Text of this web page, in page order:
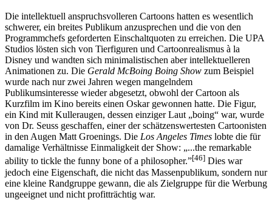
Die intellektuell anspruchsvolleren Cartoons hatten es wesentlich
schwerer, ein breites Publikum anzusprechen und die von den
Programmchefs geforderten Einschaltquoten zu erreichen. Die UPA
Studios lösten sich von Tierfiguren und Cartoonrealismus à la
Disney und wandten sich minimalistischen aber intellektuelleren
Animationen zu. Die Gerald McBoing Boing Show zum Beispiel
wurde nach nur zwei Jahren wegen mangelndem
Publikumsinteresse wieder abgesetzt, obwohl der Cartoon als
Kurzfilm im Kino bereits einen Oskar gewonnen hatte. Die Figur,
ein Kind mit Kulleraugen, dessen einziger Laut „boing“ war, wurde
von Dr. Seuss geschaffen, einer der schätzenswertesten Cartoonisten
in den Augen Matt Groenings. Die Los Angeles Times lobte die für
damalige Verhältnisse Einmaligkeit der Show: „...the remarkable
ability to tickle the funny bone of a philosopher.”[46] Dies war
jedoch eine Eigenschaft, die nicht das Massenpublikum, sondern nur
eine kleine Randgruppe gewann, die als Zielgruppe für die Werbung
ungeeignet und nicht profitträchtig war.